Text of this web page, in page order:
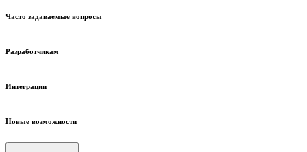
Часто задаваемые вопросы
Разработчикам
Интеграции
Новые возможности